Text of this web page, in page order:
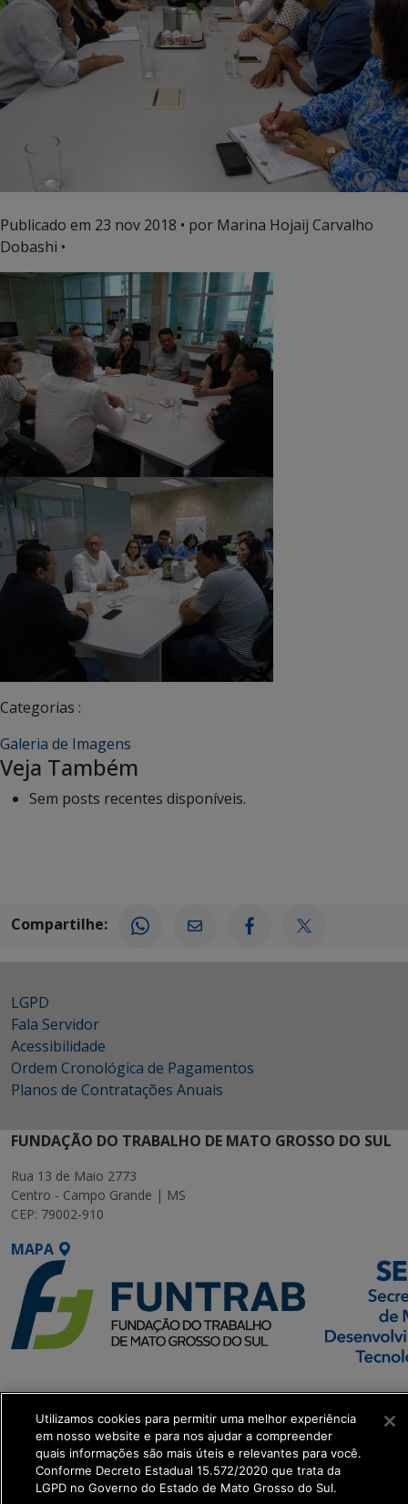
Publicado em 23 nov 2018 • por Marina Hojaij Carvalho
Dobashi •
Categorias :
Galeria de Imagens
Veja Também
Sem posts recentes disponíveis.
Compartilhe:
LGPD
Fala Servidor
Acessibilidade
Ordem Cronológica de Pagamentos
Planos de Contratações Anuais
FUNDAÇÃO DO TRABALHO DE MATO GROSSO DO SUL
Rua 13 de Maio 2773
Centro - Campo Grande | MS
CEP: 79002-910
MAPA
SETDIG | Secretaria-
Executiva de
Transformação Digital
get_footer();
Utilizamos cookies para permitir uma melhor experiência
em nosso website e para nos ajudar a compreender
quais informações são mais úteis e relevantes para você.
Conforme Decreto Estadual 15.572/2020 que trata da
LGPD no Governo do Estado de Mato Grosso do Sul.